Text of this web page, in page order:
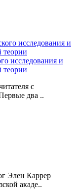
исследования и
теории
с
два ..
Элен Каррер
акаде..